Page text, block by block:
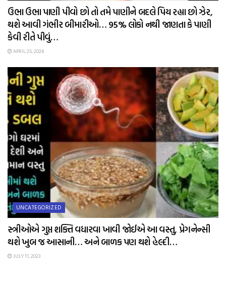
ઉભા ઉભા પાણી પીવો છો તો તમે પાણીને બદલે પિય રહ્યા છો ઝેર,
થશે આવી ગંભીર બીમારીઓ… 95% લોકો નથી જાણતા કે પાણી
કેવી રીતે પીવું…
APRIL 25, 2024
UNCATEGORIZED
સ્ત્રીઓએ ગુપ્ત શક્તિ વધારવા ખાવી જોઈએ આ વસ્તુ, પ્રેગનેન્સી
થશે ખુબ જ આસાની… અને બાળક પણ થશે હેલ્દી…
JULY 11, 2023